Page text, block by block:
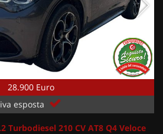
28.900 Euro
iva esposta
Turbodiesel 210 CV AT8 Q4 Veloce